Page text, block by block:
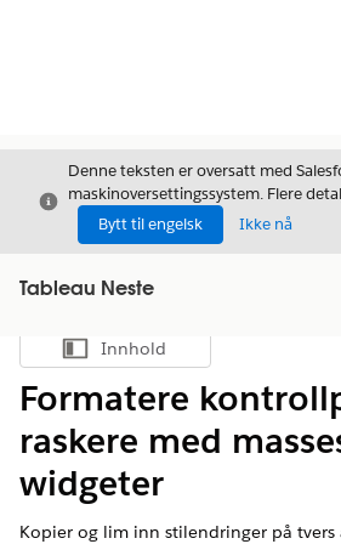
Avslutt
Denne teksten er oversatt med
maskinoversettingssystem. Flere
Bytt til engelsk
Ikke nå
Tableau Neste
Vis innholdsfortegnelse
Innhold
Formatere
raskere med
widgeter
Kopier og lim inn stilendringer på tvers